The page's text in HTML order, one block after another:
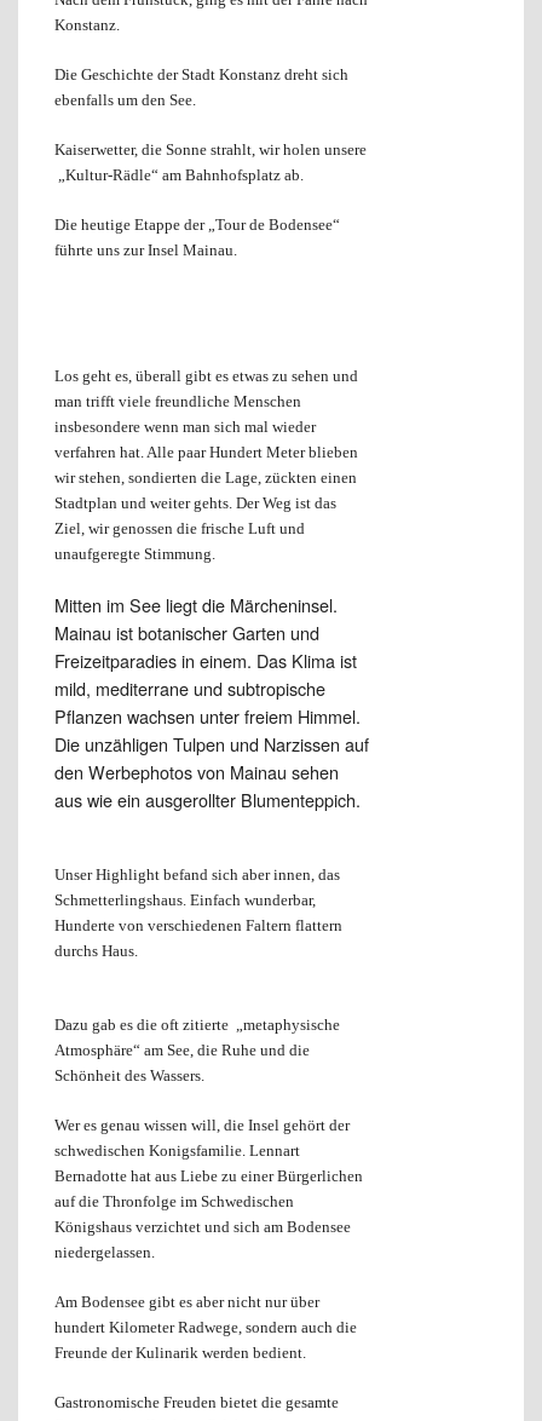
Konstanz.
Die Geschichte der Stadt Konstanz dreht sich
ebenfalls um den See.
Kaiserwetter, die Sonne strahlt, wir holen unsere
„Kultur-Rädle“ am Bahnhofsplatz ab.
Die heutige Etappe der „Tour de Bodensee“
führte uns zur Insel Mainau.
Los geht es, überall gibt es etwas zu sehen und
man trifft viele freundliche Menschen
insbesondere wenn man sich mal wieder
verfahren hat. Alle paar Hundert Meter blieben
wir stehen, sondierten die Lage, zückten einen
Stadtplan und weiter gehts. Der Weg ist das
Ziel, wir genossen die frische Luft und
unaufgeregte Stimmung.
Mitten im See liegt die Märcheninsel.
Mainau ist botanischer Garten und
Freizeitparadies in einem. Das Klima ist
mild, mediterrane und subtropische
Pflanzen wachsen unter freiem Himmel.
Die unzähligen Tulpen und Narzissen auf
den Werbephotos von Mainau sehen
aus wie ein ausgerollter Blumenteppich.
Unser Highlight befand sich aber innen, das
Schmetterlingshaus. Einfach wunderbar,
Hunderte von verschiedenen Faltern flattern
durchs Haus.
Dazu gab es die oft zitierte „metaphysische
Atmosphäre“ am See, die Ruhe und die
Schönheit des Wassers.
Wer es genau wissen will, die Insel gehört der
schwedischen Konigsfamilie. Lennart
Bernadotte hat aus Liebe zu einer Bürgerlichen
auf die Thronfolge im Schwedischen
Königshaus verzichtet und sich am Bodensee
niedergelassen.
Am Bodensee gibt es aber nicht nur über
hundert Kilometer Radwege, sondern auch die
Freunde der Kulinarik werden bedient.
Gastronomische Freuden bietet die gesamte